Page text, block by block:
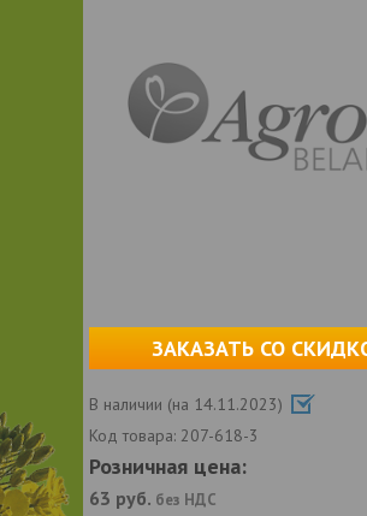
ЗАКАЗАТЬ СО
В наличии (на 14.11.2023)
Код товара: 207-618-3
Розничная цена:
63 руб. без НДС